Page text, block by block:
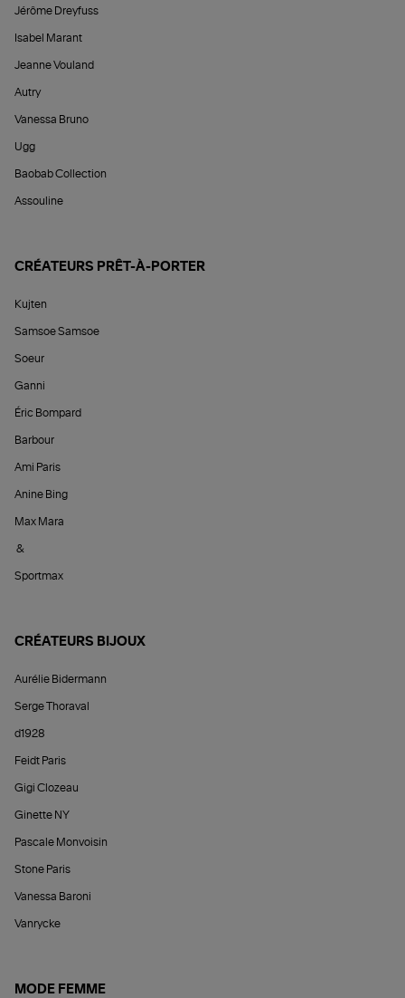
Jérôme Dreyfuss
Isabel Marant
Jeanne Vouland
Autry
Vanessa Bruno
Ugg
Baobab Collection
Assouline
CRÉATEURS PRÊT-À-PORTER
Kujten
Samsoe Samsoe
Soeur
Ganni
Éric Bompard
Barbour
Ami Paris
Anine Bing
Max Mara
&
Sportmax
CRÉATEURS BIJOUX
Aurélie Bidermann
Serge Thoraval
d1928
Feidt Paris
Gigi Clozeau
Ginette NY
Pascale Monvoisin
Stone Paris
Vanessa Baroni
Vanrycke
MODE FEMME